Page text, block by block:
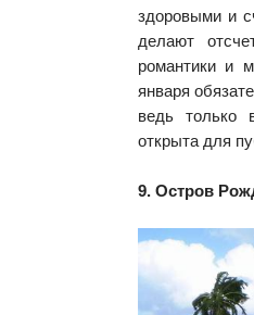
здоровыми и
делают
романтики и
января
ведь только
открыта для
9. Остров